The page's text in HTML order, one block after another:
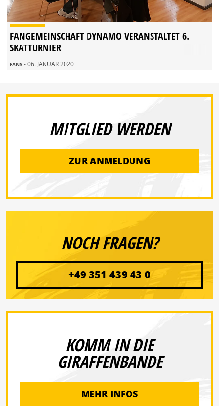
FANGEMEINSCHAFT DYNAMO VERANSTALTET 6.
SKATTURNIER
FANS - 06. JANUAR 2020
MITGLIED WERDEN
ZUR ANMELDUNG
NOCH FRAGEN?
+49 351 439 43 0
KOMM IN DIE
GIRAFFENBANDE
MEHR INFOS